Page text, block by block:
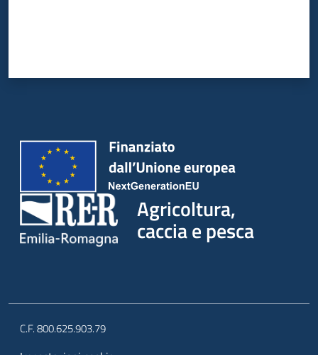
Agricoltura,
caccia e pesca
C.F. 800.625.903.79